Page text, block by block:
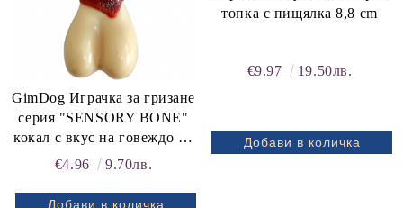
GimDog Играчка за гризане
серия "SENSORY BONE"
кокал с вкус на говеждо 12
cm, размер S
€4.96 9.70лв.
топка с пищялка 8,8 cm
€9.97 19.50лв.